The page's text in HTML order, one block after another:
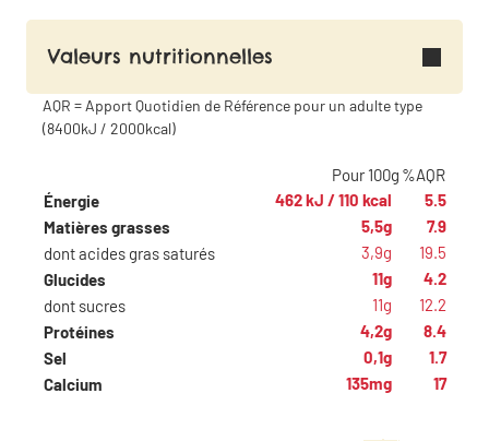
Valeurs nutritionnelles
AQR = Apport Quotidien de Référence pour un adulte type
(8400kJ / 2000kcal)
Pour 100g %AQR
Énergie
462 kJ / 110 kcal
5.5
Matières grasses
5,5g
7.9
dont acides gras saturés
3,9g
19.5
Glucides
11g
4.2
dont sucres
11g
12.2
Protéines
4,2g
8.4
Sel
0,1g
1.7
Calcium
135mg 17